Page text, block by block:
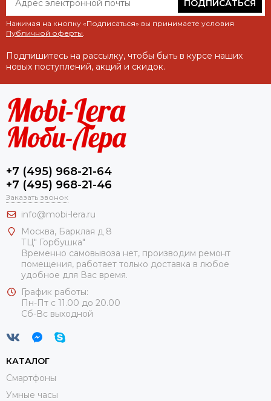
ПОДПИСАТЬСЯ
Нажимая на кнопку «Подписаться» вы принимаете условия
Публичной оферты
Подпишитесь на рассылку, чтобы быть в курсе наших
новых поступлений, акций и скидок.
+7 (495) 968-21-64
+7 (495) 968-21-46
Заказать звонок
info@mobi-lera.ru
Москва, Барклая д 8
ТЦ" Горбушка"
Временно самовывоза нет, производим ремонт
помещения, работает только доставка в любое
удобное для Вас время.
График работы:
Пн-Пт с 11.00 до 20.00
Сб-Вс выходной
КАТАЛОГ
Смартфоны
Умные часы